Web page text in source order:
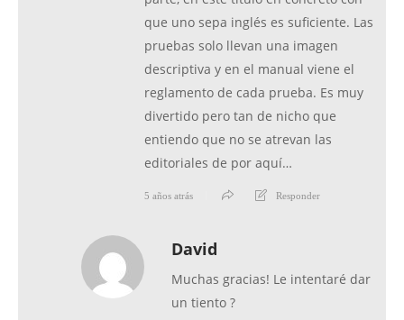
que uno sepa inglés es suficiente. Las
pruebas solo llevan una imagen
descriptiva y en el manual viene el
reglamento de cada prueba. Es muy
divertido pero tan de nicho que
entiendo que no se atrevan las
editoriales de por aquí…
5 años atrás Responder
David
Muchas gracias! Le intentaré dar
un tiento ?